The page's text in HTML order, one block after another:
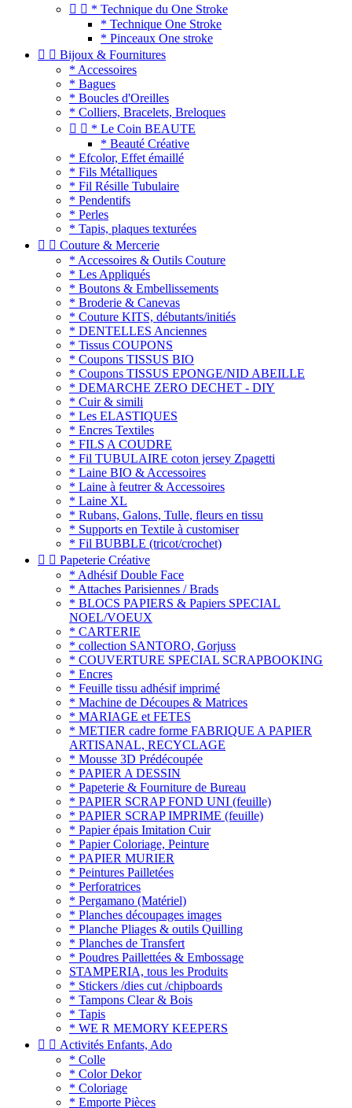
  * Technique du One Stroke
* Technique One Stroke
* Pinceaux One stroke
  Bijoux & Fournitures
* Accessoires
* Bagues
* Boucles d'Oreilles
* Colliers, Bracelets, Breloques
  * Le Coin BEAUTE
* Beauté Créative
* Efcolor, Effet émaillé
* Fils Métalliques
* Fil Résille Tubulaire
* Pendentifs
* Perles
* Tapis, plaques texturées
  Couture & Mercerie
* Accessoires & Outils Couture
* Les Appliqués
* Boutons & Embellissements
* Broderie & Canevas
* Couture KITS, débutants/initiés
* DENTELLES Anciennes
* Tissus COUPONS
* Coupons TISSUS BIO
* Coupons TISSUS EPONGE/NID ABEILLE
* DEMARCHE ZERO DECHET - DIY
* Cuir & simili
* Les ELASTIQUES
* Encres Textiles
* FILS A COUDRE
* Fil TUBULAIRE coton jersey Zpagetti
* Laine BIO & Accessoires
* Laine à feutrer & Accessoires
* Laine XL
* Rubans, Galons, Tulle, fleurs en tissu
* Supports en Textile à customiser
* Fil BUBBLE (tricot/crochet)
  Papeterie Créative
* Adhésif Double Face
* Attaches Parisiennes / Brads
* BLOCS PAPIERS & Papiers SPECIAL
NOEL/VOEUX
* CARTERIE
* collection SANTORO, Gorjuss
* COUVERTURE SPECIAL SCRAPBOOKING
* Encres
* Feuille tissu adhésif imprimé
* Machine de Découpes & Matrices
* MARIAGE et FETES
* METIER cadre forme FABRIQUE A PAPIER
ARTISANAL, RECYCLAGE
* Mousse 3D Prédécoupée
* PAPIER A DESSIN
* Papeterie & Fourniture de Bureau
* PAPIER SCRAP FOND UNI (feuille)
* PAPIER SCRAP IMPRIME (feuille)
* Papier épais Imitation Cuir
* Papier Coloriage, Peinture
* PAPIER MURIER
* Peintures Pailletées
* Perforatrices
* Pergamano (Matériel)
* Planches découpages images
* Planche Pliages & outils Quilling
* Planches de Transfert
* Poudres Paillettées & Embossage
STAMPERIA, tous les Produits
* Stickers /dies cut /chipboards
* Tampons Clear & Bois
* Tapis
* WE R MEMORY KEEPERS
  Activités Enfants, Ado
* Colle
* Color Dekor
* Coloriage
* Emporte Pièces